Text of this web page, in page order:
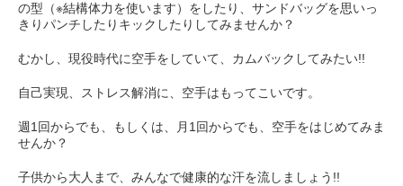
の型（※結構体力を使います）をしたり、サンドバッグを思いっ
きりパンチしたりキックしたりしてみませんか？
むかし、現役時代に空手をしていて、カムバックしてみたい!!
自己実現、ストレス解消に、空手はもってこいです。
週1回からでも、もしくは、月1回からでも、空手をはじめてみま
せんか？
子供から大人まで、みんなで健康的な汗を流しましょう!!